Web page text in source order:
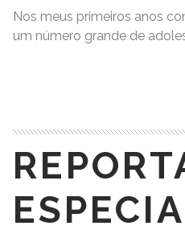
Nos meus primeiros anos
um número grande de